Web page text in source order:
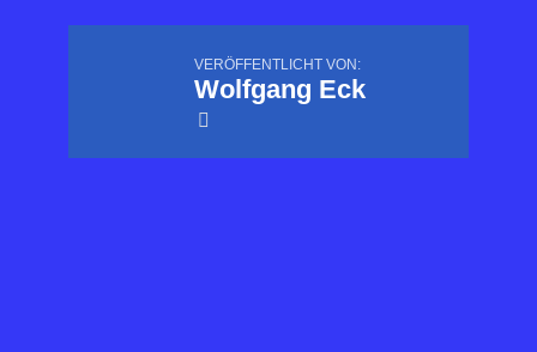
VERÖFFENTLICHT VON:
Wolfgang Eck